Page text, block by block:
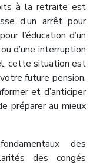
à la retraite est
d’un arrêt pour
l’éducation d’un
d’une interruption
cette situation est
future pension.
et d’anticiper
préparer au mieux
des
des congés